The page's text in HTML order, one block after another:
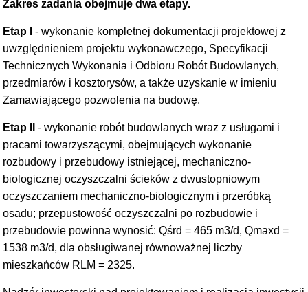
Zakres zadania obejmuje dwa etapy.
Etap I
- wykonanie kompletnej dokumentacji projektowej z
uwzględnieniem projektu wykonawczego, Specyfikacji
Technicznych Wykonania i Odbioru Robót Budowlanych,
przedmiarów i kosztorysów, a także uzyskanie w imieniu
Zamawiającego pozwolenia na budowę.
Etap II
- wykonanie robót budowlanych wraz z usługami i
pracami towarzyszącymi, obejmujących wykonanie
rozbudowy i przebudowy istniejącej, mechaniczno-
biologicznej oczyszczalni ścieków z dwustopniowym
oczyszczaniem mechaniczno-biologicznym i przeróbką
osadu; przepustowość oczyszczalni po rozbudowie i
przebudowie powinna wynosić: Qśrd = 465 m3/d, Qmaxd =
1538 m3/d, dla obsługiwanej równoważnej liczby
mieszkańców RLM = 2325.